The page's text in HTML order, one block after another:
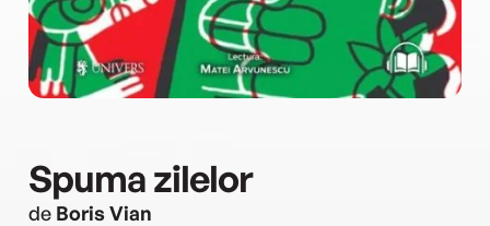
Spuma zilelor
de Boris Vian